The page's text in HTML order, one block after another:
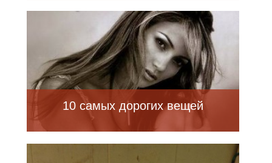
10 самых дорогих вещей